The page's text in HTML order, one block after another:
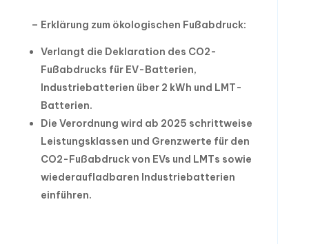
– Erklärung zum ökologischen Fußabdruck:
Verlangt die Deklaration des CO2-
Fußabdrucks für EV-Batterien,
Industriebatterien über 2 kWh und LMT-
Batterien.
Die Verordnung wird ab 2025 schrittweise
Leistungsklassen und Grenzwerte für den
CO2-Fußabdruck von EVs und LMTs sowie
wiederaufladbaren Industriebatterien
einführen.